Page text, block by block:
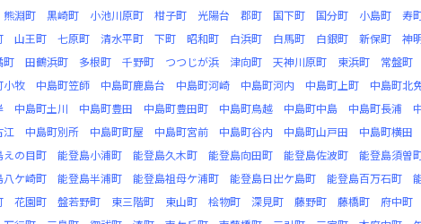
熊淵町 黒崎町 小池川原町 柑子町 光陽台 郡町 国下町 国分町 小島町 寿
山王町 七原町 清水平町 下町 昭和町 白浜町 白馬町 白銀町 新保町 神
町 田鶴浜町 多根町 千野町 つつじが浜 津向町 天神川原町 東浜町 常盤町
小牧 中島町笠師 中島町鹿島台 中島町河崎 中島町河内 中島町上町 中島町北
中島町土川 中島町豊田 中島町豊田町 中島町鳥越 中島町中島 中島町長浦
江 中島町別所 中島町町屋 中島町宮前 中島町谷内 中島町山戸田 中島町横田
えの目町 能登島小浦町 能登島久木町 能登島向田町 能登島佐波町 能登島須曽
八ケ崎町 能登島半浦町 能登島祖母ケ浦町 能登島日出ケ島町 能登島百万石町
花園町 盤若野町 東三階町 東山町 桧物町 深見町 藤野町 藤橋町 府中町